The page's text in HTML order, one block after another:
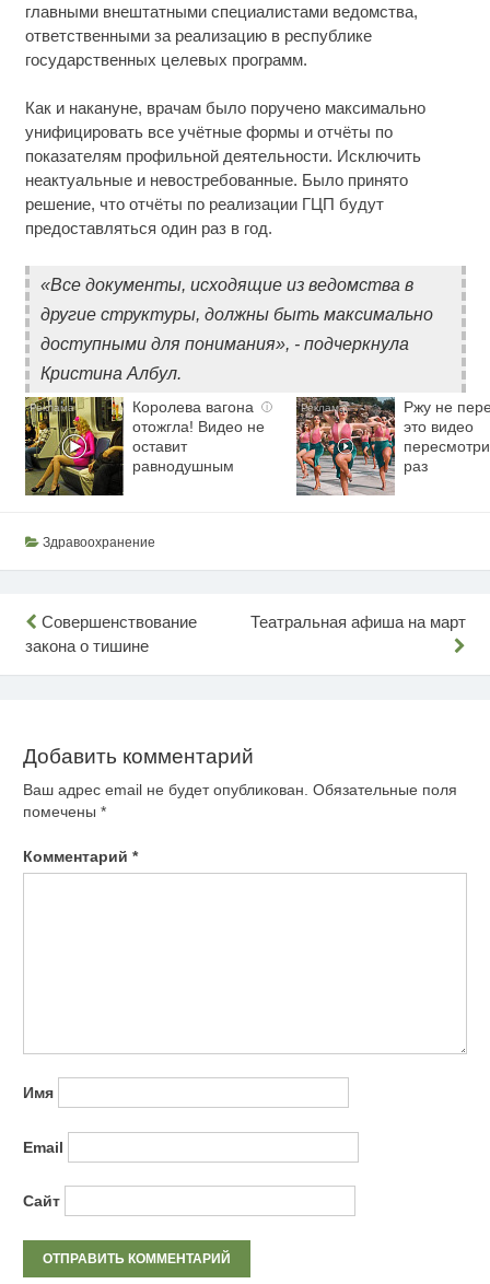
главными внештатными специалистами ведомства,
ответственными за реализацию в республике
государственных целевых программ.
Как и накануне, врачам было поручено максимально
унифицировать все учётные формы и отчёты по
показателям профильной деятельности. Исключить
неактуальные и невостребованные. Было принято
решение, что отчёты по реализации ГЦП будут
предоставляться один раз в год.
«Все документы, исходящие из ведомства в
другие структуры, должны быть максимально
доступными для понимания», - подчеркнула
Кристина Албул.
i
Королева вагона
отожгла! Видео не
оставит
равнодушным
Ржу не
это видео
раз
Здравоохранение
Навигация
по
Совершенствование
закона о тишине
Театральная афиша на март
Добавить комментарий
Ваш адрес email не будет опубликован. Обязательные поля
помечены *
Комментарий *
Имя
Email
Сайт